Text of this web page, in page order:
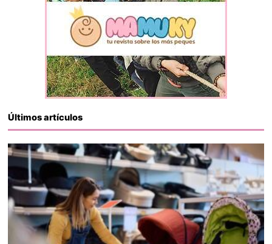
Últimos artículos